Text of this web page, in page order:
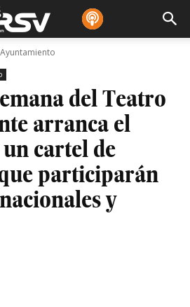
Ayuntamiento
del Teatro
arranca el
cartel de
participarán
y